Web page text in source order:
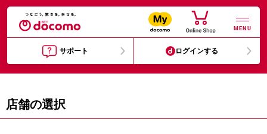
MENU
サポート ログインする
店舗の選択